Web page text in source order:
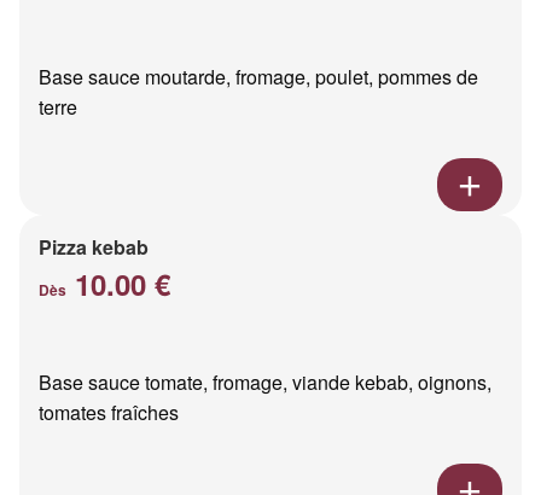
Base sauce moutarde, fromage, poulet, pommes de
terre
Pizza kebab
Dès 10.00 €
Base sauce tomate, fromage, viande kebab, oignons,
tomates fraîches